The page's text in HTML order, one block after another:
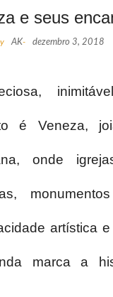
e seus
AK- dezembro 3, 2018
é Veneza,
onde
artística
marca a